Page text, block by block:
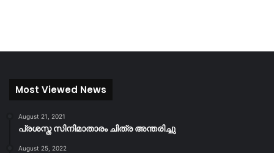
Most Viewed News
August 21, 2021
പ്രശസ്ത സിനിമാതാരം ചിത്ര അന്തരിച്ചു
August 25, 2022